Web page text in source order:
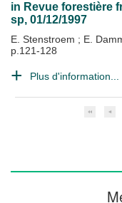
in Revue forestière
sp, 01/12/1997
E. Stenstroem ; E.
p.121-128
Plus d'information...